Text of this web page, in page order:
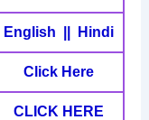
English || Hindi
Click Here
CLICK HERE